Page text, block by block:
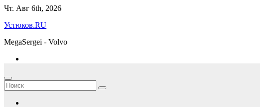
Перейти
содержимому
Чт. Авг 6th, 2026
Устюков.RU
MegaSergei - Volvo